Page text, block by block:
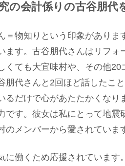
の会計係りの古谷朋代
＝物知りという印象があり
ます。古谷朋代さんはリフ
くても大宜味村や、その他
朋代さんと2回ほど話したこ
るだけで心があたたかくな
です。彼女は私にとって地
のメンバーから愛されていま
に働くため応援されています。